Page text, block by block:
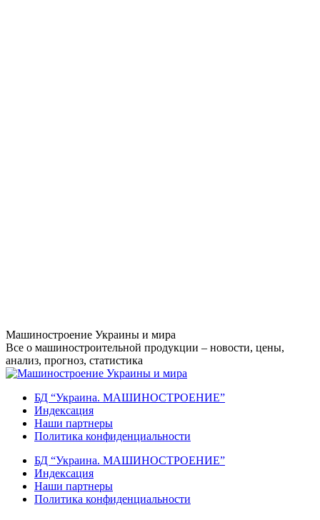
Перейти
к
содержанию
Машиностроение Украины и мира
Все о машиностроительной продукции – новости, цены,
анализ, прогноз, статистика
БД “Украина. МАШИНОСТРОЕНИЕ”
Индекcация
Наши партнеры
Политика конфиденциальности
БД “Украина. МАШИНОСТРОЕНИЕ”
Индекcация
Наши партнеры
Политика конфиденциальности